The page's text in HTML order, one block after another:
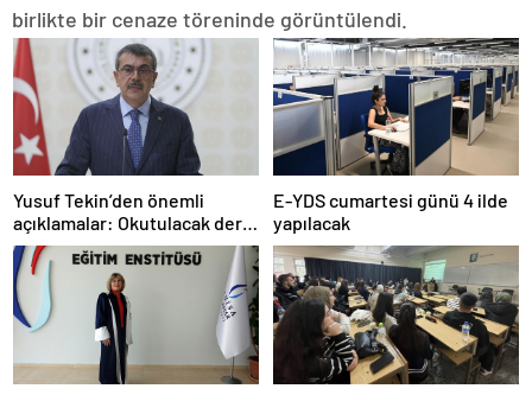
birlikte bir cenaze töreninde görüntülendi.
Yusuf Tekin’den önemli
açıklamalar: Okutulacak dersi
kalmamış öğretmene branş
değişikliği masada
E-YDS cumartesi günü 4 ilde
yapılacak